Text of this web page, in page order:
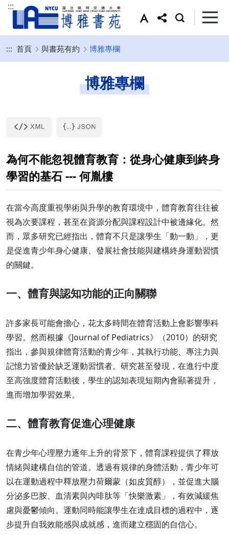
:::
::: 首頁 與書苑有約 博雅專欄
博雅專欄
為何不能忽視體育教育：從身心健康到終身
學習的基石 --- 何胤樓
在當今高度重視學術與升學的教育環境中，體育教育往往被
視為次要課程，甚至在資源分配與課程設計中被邊緣化。然
而，眾多研究已經指出，體育不只是讓學生「動一動」，更
是促進青少年身心健康、發展社會技能與建構終身運動習慣
的關鍵。
一、體育與認知功能的正向關聯
許多家長可能會擔心，花太多時間在體育活動上會影響學科
學習。然而根據《Journal of Pediatrics》（2010）的研究
指出，參與規律體育活動的青少年，其執行功能、專注力與
記憶力皆優於缺乏運動習慣者。研究甚至發現，在進行中度
至高強度體育活動後，學生的認知表現短期內會顯著提升，
進而增加學習效果。
二、體育教育促進心理健康
在青少年心理壓力逐年上升的背景下，體育課程提供了釋放
情緒與建構自信的管道。透過有規律的身體活動，青少年可
以在運動過程中釋放壓力荷爾蒙（如皮質醇），並促進大腦
分泌多巴胺、血清素與內啡肽等「快樂激素」，有效減緩焦
慮與憂鬱傾向。運動同時能讓學生在達成目標的過程中，逐
步提升自我效能感與成就感，進而建立穩固的自信心。